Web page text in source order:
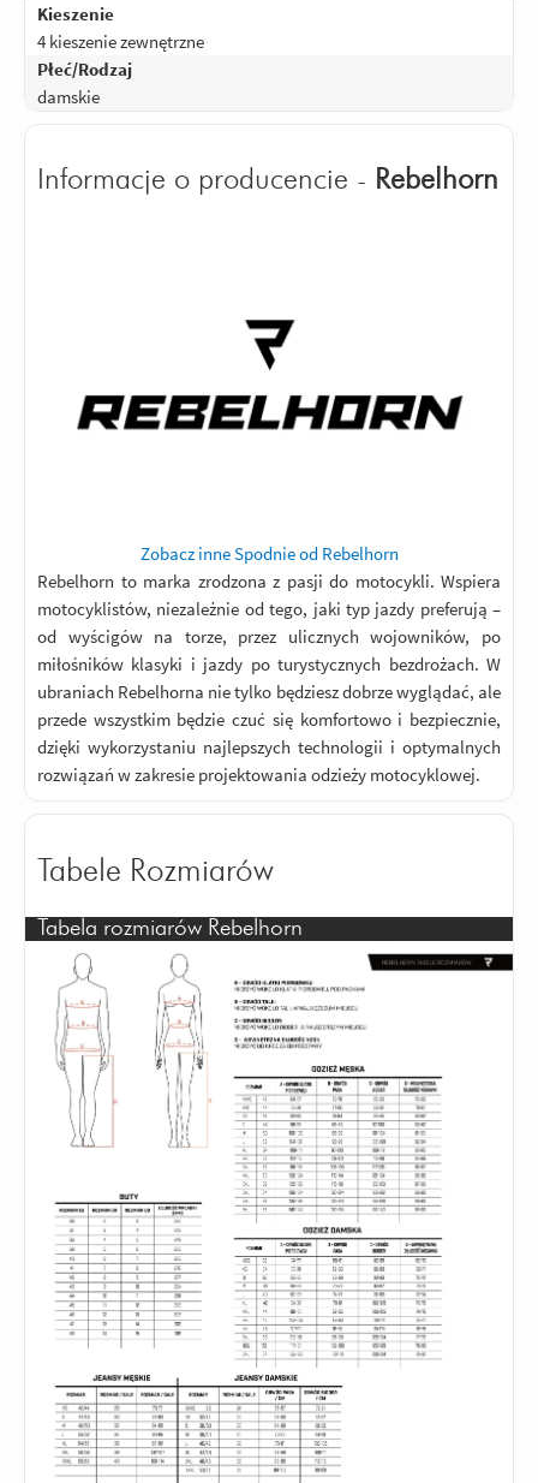
Kieszenie
4 kieszenie zewnętrzne
Płeć/Rodzaj
damskie
Informacje o producencie - Rebelhorn
Zobacz inne Spodnie od Rebelhorn
Rebelhorn to marka zrodzona z pasji do motocykli. Wspiera
motocyklistów, niezależnie od tego, jaki typ jazdy preferują –
od wyścigów na torze, przez ulicznych wojowników, po
miłośników klasyki i jazdy po turystycznych bezdrożach. W
ubraniach Rebelhorna nie tylko będziesz dobrze wyglądać, ale
przede wszystkim będzie czuć się komfortowo i bezpiecznie,
dzięki wykorzystaniu najlepszych technologii i optymalnych
rozwiązań w zakresie projektowania odzieży motocyklowej.
Tabele Rozmiarów
Tabela rozmiarów Rebelhorn